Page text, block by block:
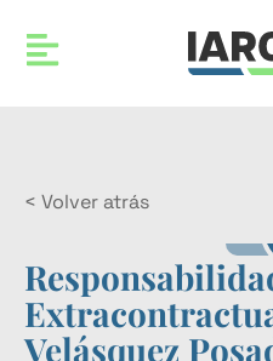
< Volver atrás
Velásquez